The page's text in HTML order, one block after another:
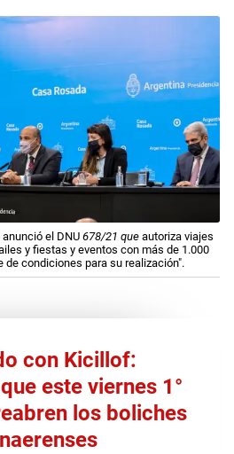
el DNU678/21 que autoriza viajes
y fiestas y eventos con más de 1.000
de condiciones para su realización".
con Kicillof:
este viernes 1°
los boliches